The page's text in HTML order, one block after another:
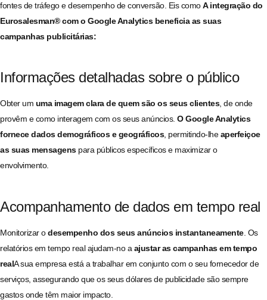
fontes de tráfego e desempenho de conversão. Eis comoA integração do
Eurosalesman® com o Google Analytics beneficia as suas
campanhas publicitárias:
Informações detalhadas sobre o público
Obter um uma imagem clara de quem são os seus clientes, de onde
provêm e como interagem com os seus anúncios. O Google Analytics
fornece dados demográficos e geográficos, permitindo-lheaperfeiçoe
as suas mensagenspara públicos específicos e maximizar o
envolvimento.
Acompanhamento de dados em tempo real
Monitorizar odesempenho dos seus anúncios instantaneamente. Os
relatórios em tempo real ajudam-no a ajustar as campanhas em tempo
realA sua empresa está a trabalhar em conjunto com o seu fornecedor de
serviços, assegurando que os seus dólares de publicidade são sempre
gastos onde têm maior impacto.